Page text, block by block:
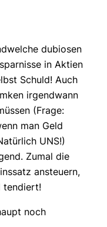
dubiosen
in Aktien
Schuld! Auch
irgendwann
(Frage:
man Geld
UNS!)
Zumal die
ansteuern,
tendiert!
noch